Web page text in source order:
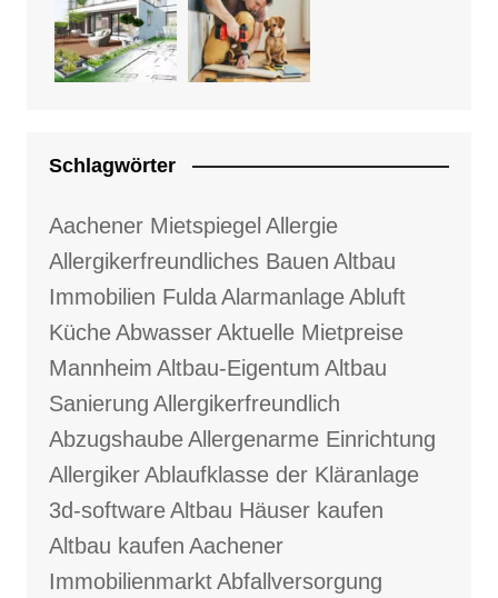
Schlagwörter
Aachener Mietspiegel Allergie
Allergikerfreundliches Bauen Altbau
Immobilien FuldaAlarmanlageAbluft
KücheAbwasserAktuelle Mietpreise
Mannheim Altbau-Eigentum Altbau
Sanierung Allergikerfreundlich
AbzugshaubeAllergenarme Einrichtung
AllergikerAblaufklasse der Kläranlage
3d-softwareAltbau Häuser kaufen
Altbau kaufen Aachener
ImmobilienmarktAbfallversorgung